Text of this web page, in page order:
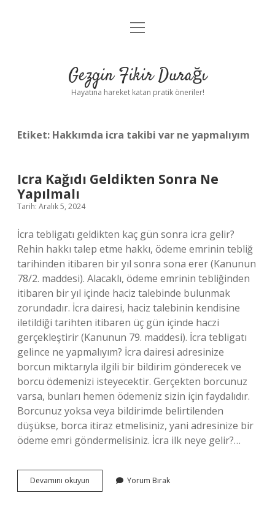
Anasayfa
Yasal Uyarı
menüyü
Gezgin Fikir Durağı
Hayatına hareket katan pratik öneriler!
Etiket: Hakkımda icra takibi var ne yapmalıyım
Icra Kağıdı Geldikten Sonra Ne
Yapılmalı
Tarih: Aralık 5, 2024
İcra tebligatı geldikten kaç gün sonra icra gelir?
Rehin hakkı talep etme hakkı, ödeme emrinin tebliğ
tarihinden itibaren bir yıl sonra sona erer (Kanunun
78/2. maddesi). Alacaklı, ödeme emrinin tebliğinden
itibaren bir yıl içinde haciz talebinde bulunmak
zorundadır. İcra dairesi, haciz talebinin kendisine
iletildiği tarihten itibaren üç gün içinde haczi
gerçekleştirir (Kanunun 79. maddesi). İcra tebligatı
gelince ne yapmalıyım? İcra dairesi adresinize
borcun miktarıyla ilgili bir bildirim gönderecek ve
borcu ödemenizi isteyecektir. Gerçekten borcunuz
varsa, bunları hemen ödemeniz sizin için faydalıdır.
Borcunuz yoksa veya bildirimde belirtilenden
düşükse, borca ​​itiraz etmelisiniz, yani adresinize bir
ödeme emri göndermelisiniz. İcra ilk neye gelir?…
Devamını okuyun
Kağıdı
Yorum Bırak